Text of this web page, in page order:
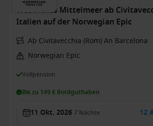
Westliches Mittelmeer ab
Italien auf der Norwegian Epic
Ab Civitavecchia (Rom) An Barcelona
Norwegian Epic
Vollpension
Bis zu 149 € Bordguthaben
11 Okt. 2026 7 Nächte 12